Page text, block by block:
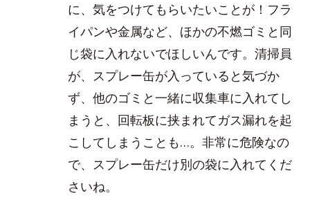
に、気をつけてもらいたいことが！フラ
イパンや金属など、ほかの不燃ゴミと同
じ袋に入れないでほしいんです。清掃員
が、スプレー缶が入っていると気づか
ず、他のゴミと一緒に収集車に入れてし
まうと、回転板に挟まれてガス漏れを起
こしてしまうことも…。非常に危険なの
で、スプレー缶だけ別の袋に入れてくだ
さいね。